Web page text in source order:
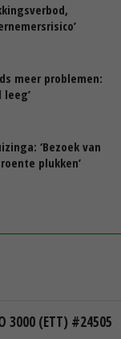
meer problemen:
‘Bezoek van
plukken’
3000 (ETT) #24505